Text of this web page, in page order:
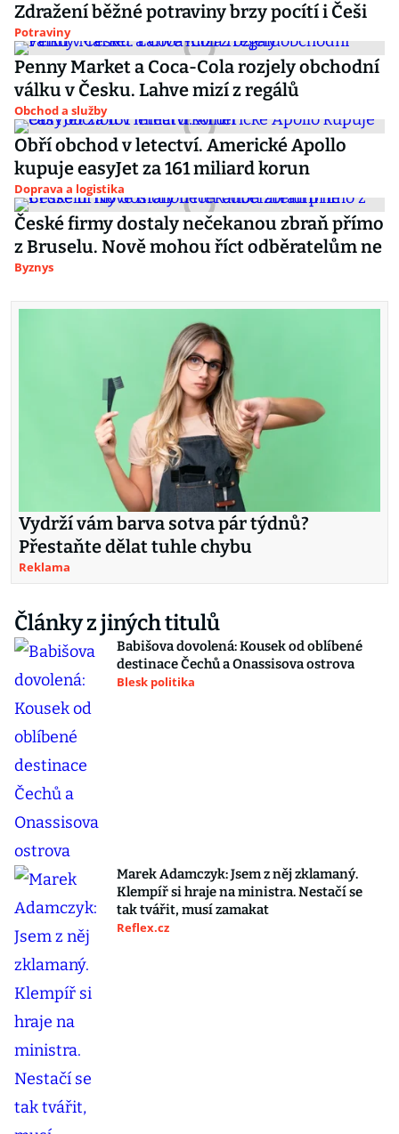
Zdražení běžné potraviny brzy pocítí i Češi
Potraviny
Penny Market a Coca-Cola rozjely obchodní
válku v Česku. Lahve mizí z regálů
Obchod a služby
Obří obchod v letectví. Americké Apollo
kupuje easyJet za 161 miliard korun
Doprava a logistika
České firmy dostaly nečekanou zbraň přímo
z Bruselu. Nově mohou říct odběratelům ne
Byznys
Vydrží vám barva sotva pár týdnů?
Přestaňte dělat tuhle chybu
Reklama
Články z jiných titulů
Babišova dovolená: Kousek od oblíbené
destinace Čechů a Onassisova ostrova
Blesk politika
Marek Adamczyk: Jsem z něj zklamaný.
Klempíř si hraje na ministra. Nestačí se
tak tvářit, musí zamakat
Reflex.cz